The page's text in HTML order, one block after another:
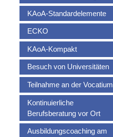
KAoA-Standardelemente
ECKO
KAoA-Kompakt
Besuch von Universitäten
Teilnahme an der Vocatium
Kontinuierliche
Berufsberatung vor Ort
Ausbildungscoaching am